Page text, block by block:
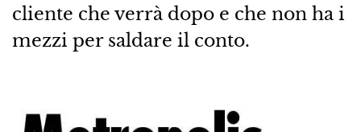
cliente che verrà dopo e che non ha i
mezzi per saldare il conto.